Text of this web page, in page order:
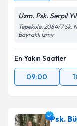
Uzm. Psk. Serpil
Tepekule, 2084/7 Sk.
Bayraklı İzmir
En Yakın Saatler
09:00
Psk.